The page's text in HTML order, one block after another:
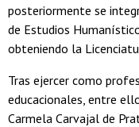
posteriormente se
de Estudios
obteniendo la
Tras ejercer como
educacionales, entre
Carmela Carvajal de